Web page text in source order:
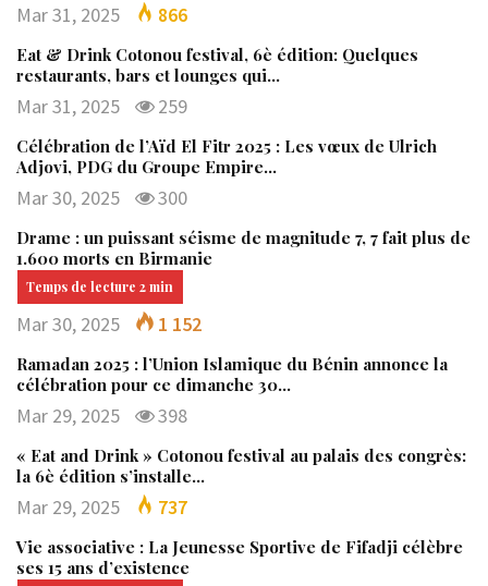
Mar 31, 2025 866
Eat & Drink Cotonou festival, 6è édition: Quelques
restaurants, bars et lounges qui…
Mar 31, 2025 259
Célébration de l’Aïd El Fitr 2025 : Les vœux de Ulrich
Adjovi, PDG du Groupe Empire…
Mar 30, 2025 300
Drame : un puissant séisme de magnitude 7, 7 fait plus de
1.600 morts en Birmanie
Mar 30, 2025 1 152
Ramadan 2025 : l’Union Islamique du Bénin annonce la
célébration pour ce dimanche 30…
Mar 29, 2025 398
« Eat and Drink » Cotonou festival au palais des congrès:
la 6è édition s’installe…
Mar 29, 2025 737
Vie associative : La Jeunesse Sportive de Fifadji célèbre
ses 15 ans d’existence